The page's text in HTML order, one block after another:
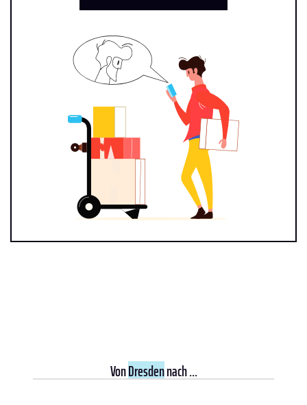
VonDresdennach ...